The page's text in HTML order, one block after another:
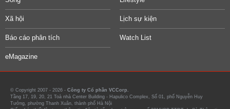
Xã hội Lịch sự kiện
Báo cáo phân tích Watch List
eMagazine
© Copyright 2007 - 2026 - Công ty Cổ phần VCCorp.
Tầng 17, 19, 20, 21 Toà nhà Center Building - Hapulico Complex, Số 01, phố Nguyễn Huy
Tưởng, phường Thanh Xuân, thành phố Hà Nội